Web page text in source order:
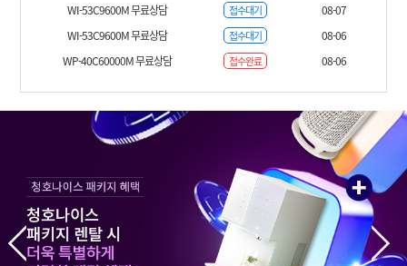
WI-53C9600M 무료상담
접수대기
08-07
WI-53C9600M 무료상담
접수대기
08-06
WP-40C60000M 무료상담
접수완료 08-06